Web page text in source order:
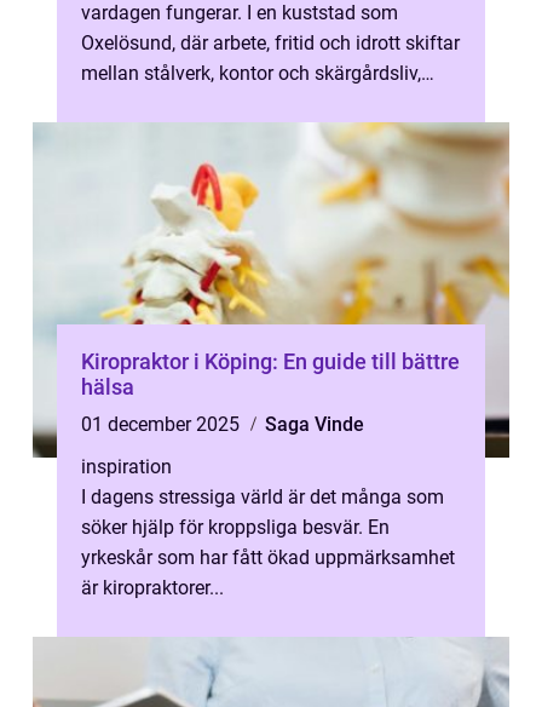
vardagen fungerar. I en kuststad som
Oxelösund, där arbete, fritid och idrott skiftar
mellan stålverk, kontor och skärgårdsliv,
Kiropraktor i Köping: En guide till bättre
hälsa
01 december 2025
Saga Vinde
inspiration
I dagens stressiga värld är det många som
söker hjälp för kroppsliga besvär. En
yrkeskår som har fått ökad uppmärksamhet
är kiropraktorer...